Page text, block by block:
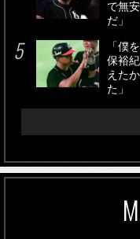
で無
だ」
「僕
保裕
えた
た」